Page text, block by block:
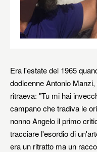
Era l'estate del 1965
dodicenne Antonio
ritraeva: "Tu mi hai
campano che tradiva le
nonno Angelo il primo
tracciare l'esordio di
era un ritratto ma un